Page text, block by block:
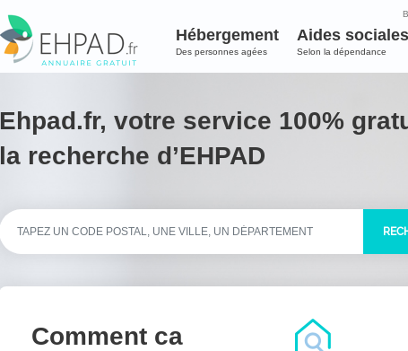
Hébergement
Des personnes agées
Aides sociales
Selon la dépendance
Ehpad.fr, votre service 100%
la recherche d’EHPAD
Comment ca